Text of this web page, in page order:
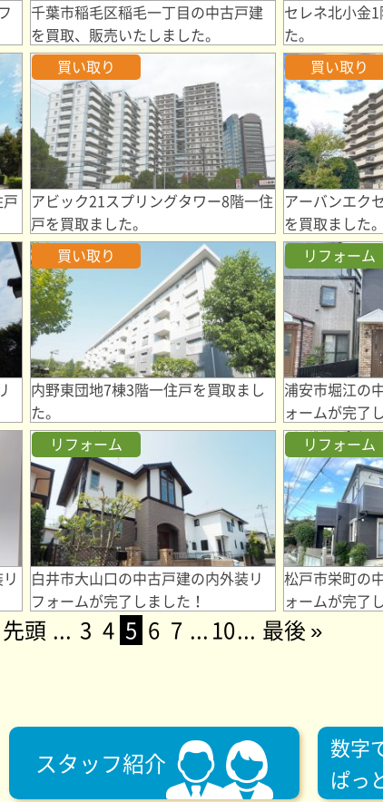
千葉市稲毛区稲毛一丁目の中古戸建
を買取、販売いたしました。
セレネ北小金
た。
買い取り
アビック21スプリングタワー8階一住
戸を買取ました。
買い取り
アーバンエク
を買取ました。
買い取り
内野東団地7棟3階一住戸を買取まし
た。
リフォーム
浦安市堀江の
ォームが完了
リフォーム
白井市大山口の中古戸建の内外装リ
フォームが完了しました！
リフォーム
松戸市栄町の
ォームが完了
頭 ... 3 4 5 6 7 ...10... 最後 »
スタッフ紹介
数字
ぱっ